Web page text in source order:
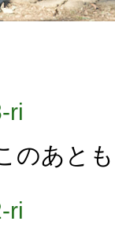
のあとも